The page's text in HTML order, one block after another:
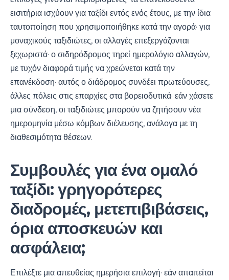
εισιτήρια ισχύουν για ταξίδι εντός ενός έτους, με την ίδια
ταυτοποίηση που χρησιμοποιήθηκε κατά την αγορά· για
μοναχικούς ταξιδιώτες, οι αλλαγές επεξεργάζονται
ξεχωριστά· ο σιδηρόδρομος τηρεί ημερολόγιο αλλαγών,
με τυχόν διαφορά τιμής να χρεώνεται κατά την
επανέκδοση· αυτός ο διάδρομος συνδέει πρωτεύουσες,
άλλες πόλεις στις επαρχίες στα βορειοδυτικά· εάν χάσετε
μια σύνδεση, οι ταξιδιώτες μπορούν να ζητήσουν νέα
ημερομηνία μέσω κόμβων διέλευσης, ανάλογα με τη
διαθεσιμότητα θέσεων.
Συμβουλές για ένα ομαλό
ταξίδι: γρηγορότερες
διαδρομές, μετεπιβιβάσεις,
όρια αποσκευών και
ασφάλεια;
Επιλέξτε μια απευθείας ημερήσια επιλογή· εάν απαιτείται